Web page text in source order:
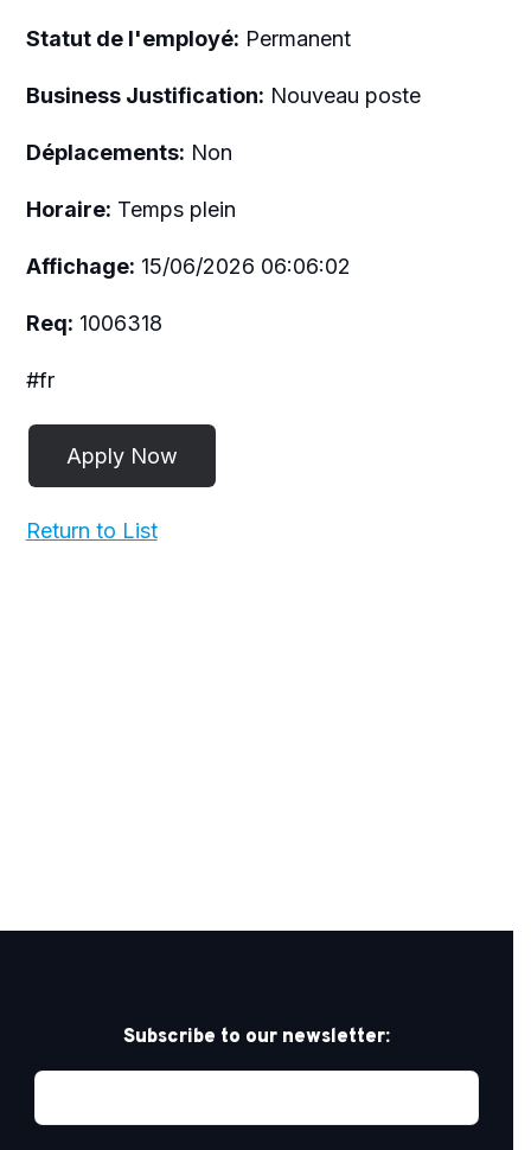
Statut de l'employé: Permanent
Business Justification: Nouveau poste
Déplacements: Non
Horaire: Temps plein
Affichage: 15/06/2026 06:06:02
Req: 1006318
#fr
Return to List
Subscribe to our newsletter: